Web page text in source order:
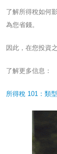
了解所得稅如何
為您省錢。
因此，在您投資
了解更多信息：
所得稅 101：類